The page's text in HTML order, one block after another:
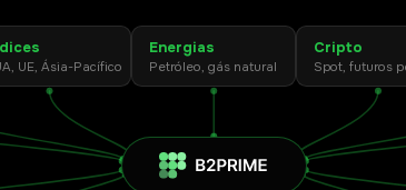
UE, Ásia-Pacífico
Energias
Petróleo, gás natural
Cripto
Spot, futuros